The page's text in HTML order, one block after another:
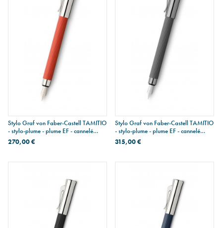
Stylo Graf von Faber-Castell TAMITIO
- stylo-plume - plume EF - cannelé
India Red
270,00 €
Stylo Graf von Faber-Castell TAMITIO
- stylo-plume - plume EF - cannelé
Stone Grey
315,00 €